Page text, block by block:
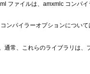
ファイルは、amxmlc コンパイ
ンパイラーオプションについ
常、これらのライブラリは、